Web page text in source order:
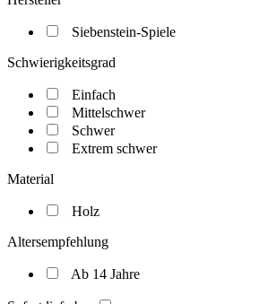
Siebenstein-Spiele
Schwierigkeitsgrad
Einfach
Mittelschwer
Schwer
Extrem schwer
Material
Holz
Altersempfehlung
Ab 14 Jahre